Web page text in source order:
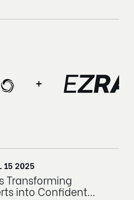
15 2025
Transforming
into Confident